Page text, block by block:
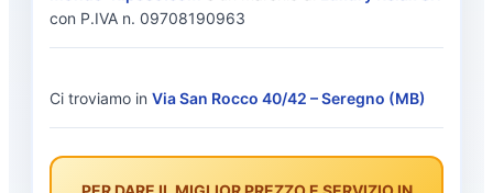
con P.IVA n. 09708190963
Ci troviamo in Via San Rocco 40/42 – Seregno (MB)